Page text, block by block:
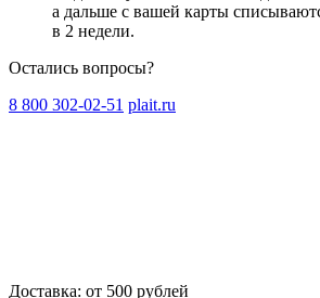
а дальше с вашей карты
в 2 недели.
Остались вопросы?
8 800 302-02-51 plait.ru
Доставка: от 500 рублей